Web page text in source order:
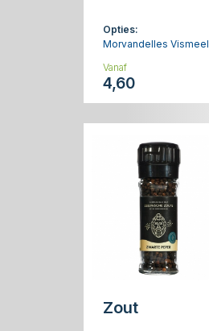
Opties:
Morvandelles Vismeel
Vanaf
4,60
Zout